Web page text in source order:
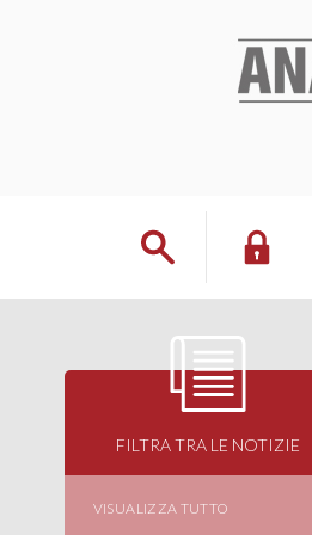
FILTRA TRA LE NOTIZIE
VISUALIZZA TUTTO